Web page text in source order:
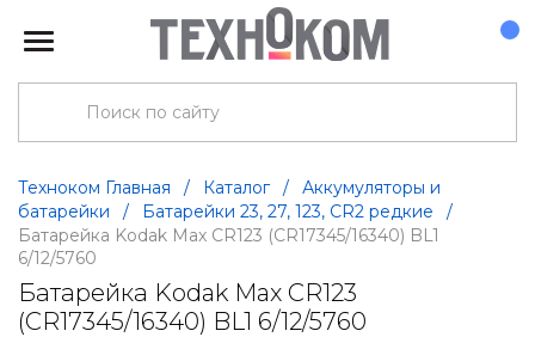
Техноком Главная / Каталог /
Аккумуляторы и
батарейки
/ Батарейки 23, 27, 123, CR2 редкие
/
Батарейка Kodak Max CR123 (CR17345/16340) BL1
6/12/5760
Батарейка Kodak Max CR123
(CR17345/16340) BL1 6/12/5760